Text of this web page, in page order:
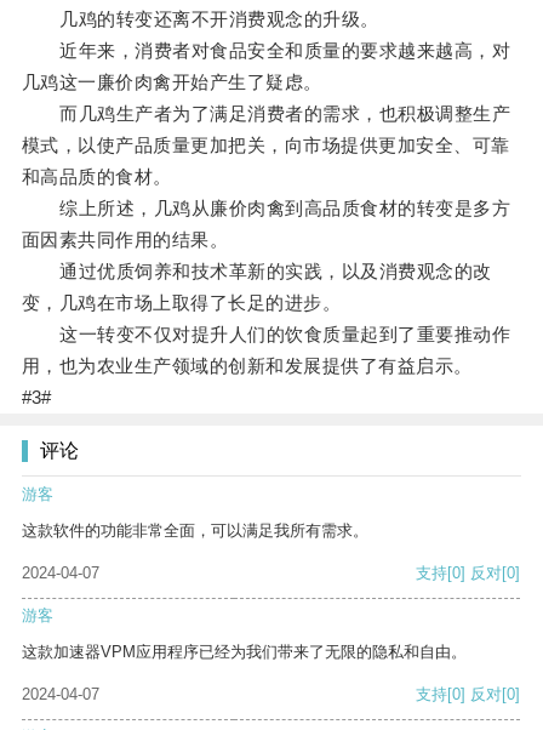
几鸡的转变还离不开消费观念的升级。
近年来，消费者对食品安全和质量的要求越来越高，对
几鸡这一廉价肉禽开始产生了疑虑。
而几鸡生产者为了满足消费者的需求，也积极调整生产
模式，以使产品质量更加把关，向市场提供更加安全、可靠
和高品质的食材。
综上所述，几鸡从廉价肉禽到高品质食材的转变是多方
面因素共同作用的结果。
通过优质饲养和技术革新的实践，以及消费观念的改
变，几鸡在市场上取得了长足的进步。
这一转变不仅对提升人们的饮食质量起到了重要推动作
用，也为农业生产领域的创新和发展提供了有益启示。
#3#
评论
游客
这款软件的功能非常全面，可以满足我所有需求。
2024-04-07 支持[0] 反对[0]
游客
这款加速器VPM应用程序已经为我们带来了无限的隐私和自由。
2024-04-07 支持[0] 反对[0]